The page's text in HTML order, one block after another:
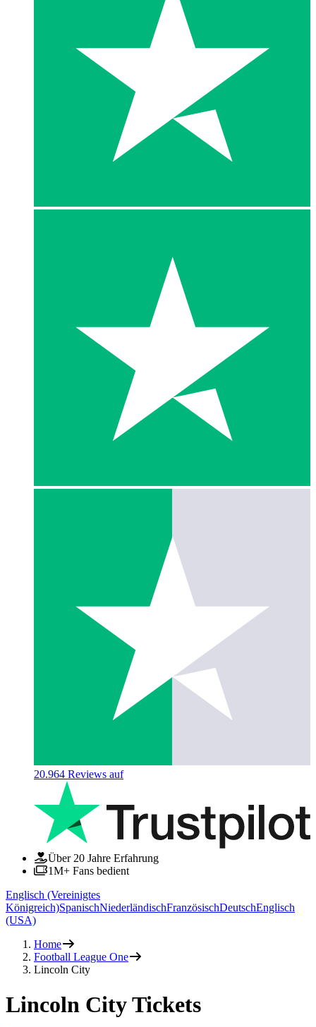
20.964 Reviews auf
Über 20 Jahre Erfahrung
1M+ Fans bedient
Englisch (Vereinigtes
Königreich)SpanischNiederländischFranzösischDeutschEnglisch
(USA)
Home
Football League One
Lincoln City
Lincoln City Tickets